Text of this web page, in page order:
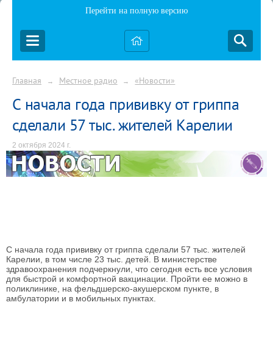
Перейти на полную версию
Главная → Местное радио → «Новости»
С начала года прививку от гриппа
сделали 57 тыс. жителей Карелии
2 октября 2024 г.
С начала года прививку от гриппа сделали 57 тыс. жителей
Карелии, в том числе 23 тыс. детей. В министерстве
здравоохранения подчеркнули, что сегодня есть все условия
для быстрой и комфортной вакцинации. Пройти ее можно в
поликлинике, на фельдшерско-акушерском пункте, в
амбулатории и в мобильных пунктах.